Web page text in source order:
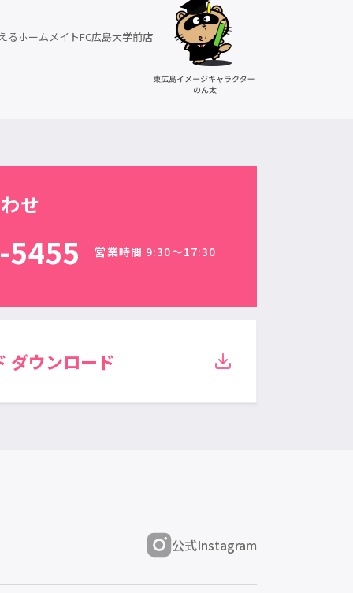
るホームメイトFC広島大学前店
せ
営業時間 9:30〜17:30
ダウンロード
公式Instagram